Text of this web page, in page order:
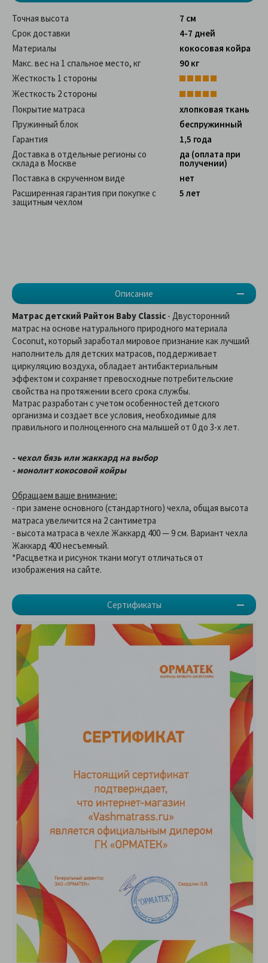
Описание
Сертификаты
Точная высота
7 см
Срок доставки
4-7 дней
Материалы
кокосовая койра
Макс. вес на 1 спальное место, кг
90 кг
Жесткость 1 стороны
Жесткость 2 стороны
Покрытие матраса
хлопковая ткань
Пружинный блок
беспружинный
Гарантия
1,5 года
Доставка в отдельные регионы со
склада в Москве
да (оплата при
получении)
Поставка в скрученном виде
нет
Расширенная гарантия при покупке с
защитным чехлом
5 лет
Матрас детский Райтон Baby Classic - Двусторонний
матрас на основе натурального природного материала
Coconut, который заработал мировое признание как лучший
наполнитель для детских матрасов, поддерживает
циркуляцию воздуха, обладает антибактериальным
эффектом и сохраняет превосходные потребительские
свойства на протяжении всего срока службы.
Матрас разработан с учетом особенностей детского
организма и создает все условия, необходимые для
правильного и полноценного сна малышей от 0 до 3-х лет.
- чехол бязь или жаккард на выбор
- монолит кокосовой койры
Обращаем ваше внимание:
- при замене основного (стандартного) чехла, общая высота
матраса увеличится на 2 сантиметра
- высота матраса в чехле Жаккард 400 — 9 см. Вариант чехла
Жаккард 400 несъемный.
*Расцветка и рисунок ткани могут отличаться от
изображения на сайте.